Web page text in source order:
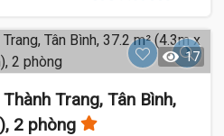
17
Trang, Tân Bình,
2 phòng